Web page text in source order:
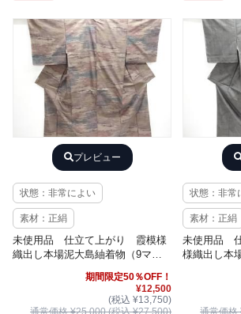
プレビュー
状態：非常によい
素材：正絹
未使用品 仕立て上がり 霞模様
織出し本場泥大島紬着物（9マル
期間限定50％OFF！
¥12,500
(税込 ¥13,750)
状態：非常
素材：正絹
未使用品
様織出し本